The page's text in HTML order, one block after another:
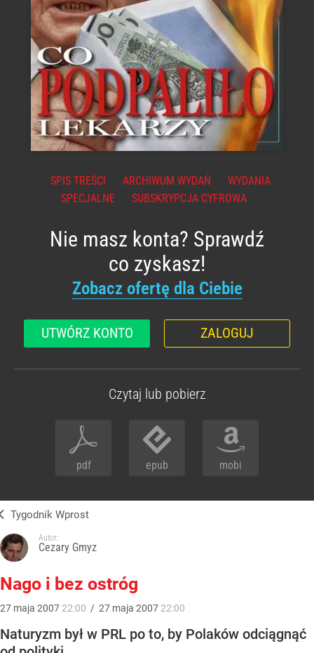
SPIS TREŚCI ARCHIWUM WYDAŃ
WYDANIA
SPECJALNE
SUBSKRYPCJA CYFROWA
Nie masz konta? Sprawdź
co zyskasz!
Zobacz ofertę dla Ciebie
UTWÓRZ KONTO ZALOGUJ
Czytaj lub pobierz
pdf epub mobi
Tygodnik Wprost
Autor:
Cezary Gmyz
Nago i bez ostróg
27 maja 2007 22:00 / 27 maja 2007 22:00
Naturyzm był w PRL po to, by Polaków odciągnąć